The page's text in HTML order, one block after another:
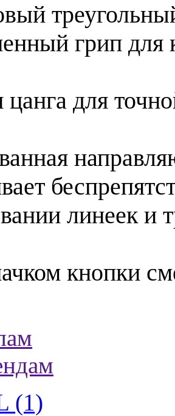
грип для
цанга для
линеек и
кнопки
(1)